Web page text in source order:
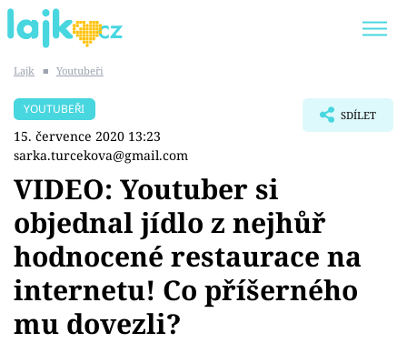
SHOPAHOLICADEL
Témata
Showbyznys
Youtubeři
Lajk ■ Youtubeři
YOUTUBEŘI
15. července 2020 13:23
sarka.turcekova@gmail.com
SDÍLET
VIDEO: Youtuber si
objednal jídlo z nejhůř
hodnocené restaurace na
internetu! Co příšerného
mu dovezli?